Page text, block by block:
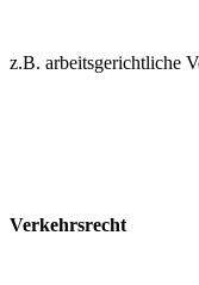
z.B. arbeitsgerichtliche
Verkehrsrecht